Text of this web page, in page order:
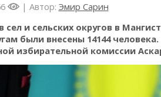
| Автор: Эмир Сарин
и сельских округов в
были внесены 14144
избирательной комиссии